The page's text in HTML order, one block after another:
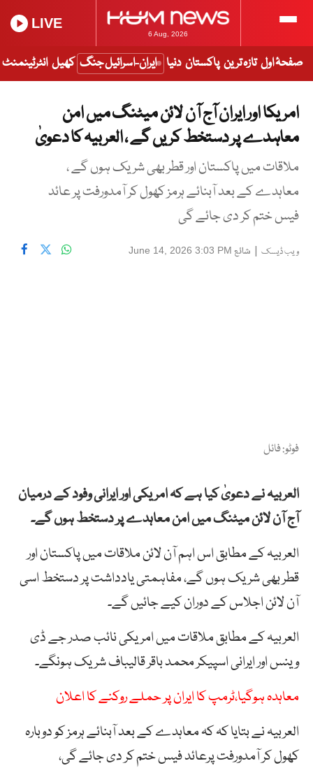
6 Aug, 2026
LIVE
صفحۂ اول تازہ ترین پاکستان دنیا ایران-اسرائیل جنگ کھیل انٹرٹینمنٹ
امریکا اور ایران آج آن لائن میٹنگ میں امن
معاہدے پر دستخط کریں گے ، العربیہ کا دعویٰ
ملاقات میں پاکستان اور قطر بھی شریک ہوں گے ،
معاہدے کے بعد آبنائے ہرمز کھول کر آمدورفت پر عائد
فیس ختم کر دی جائے گی
ویب ڈیسک | شائع June 14, 2026 3:03 PM
فوٹو: فائل
العربیہ نے دعویٰ کیا ہے کہ امریکی اور ایرانی وفود کے درمیان
آج آن لائن میٹنگ میں امن معاہدے پر دستخط ہوں گے۔
العربیہ کے مطابق اس اہم آن لائن ملاقات میں پاکستان اور
قطر بھی شریک ہوں گے، مفاہمتی یادداشت پر دستخط اسی
آن لائن اجلاس کے دوران کیے جائیں گے۔
العربیہ کے مطابق ملاقات میں امریکی نائب صدر جے ڈی
وینس اور ایرانی اسپیکر محمد باقر قالیباف شریک ہونگے۔
معاہدہ ہوگیا،ٹرمپ کا ایران پر حملے روکنے کا اعلان
العربیہ نے بتایا کہ کہ معاہدے کے بعد آبنائے ہرمز کو دوبارہ
کھول کر آمدورفت پرعائد فیس ختم کر دی جائے گی،